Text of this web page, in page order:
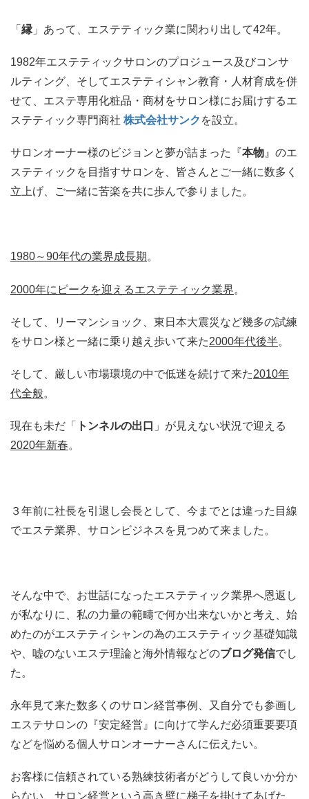
「 縁 」あって、エステティック業に関わり出して42年。
1982年エステティックサロンのプロジュース及びコンサ
ルティング、そしてエステティシャン教育・人材育成を併
せて、エステ専用化粧品・商材をサロン様にお届けするエ
ステティック専門商社 株式会社サンク を設立。
サロンオーナー様のビジョンと夢が詰まった『本物 』のエ
ステティックを目指すサロンを、皆さんとご一緒に数多く
立上げ、ご一緒に苦楽を共に歩んで参りました。
1980～90年代の業界成長期。
2000年にピークを迎えるエステティック業界。
そして、リーマンショック、東日本大震災など幾多の試練
をサロン様と一緒に乗り越え歩いて来た2000年代後半。
そして、厳しい市場環境の中で低迷を続けて来た2010年
代全般。
現在も未だ「 トンネルの出口 」が見えない状況で迎える
2020年新春。
３年前に社長を引退し会長として、今までとは違った目線
でエステ業界、サロンビジネスを見つめて来ました。
そんな中で、お世話になったエステティック業界へ恩返し
が私なりに、私の力量の範疇で何か出来ないかと考え、始
めたのがエステティシャンの為のエステティック基礎知識
や、嘘のないエステ理論と海外情報などのブログ発信でし
た。
永年見て来た数多くのサロン経営事例、又自分でも参画し
エステサロンの『安定経営』に向けて学んだ必須重要要項
などを悩める個人サロンオーナーさんに伝えたい。
お客様に信頼されている熟練技術者がどうして良いか分か
らない、サロン経営という高き壁に梯子を掛けてあげた